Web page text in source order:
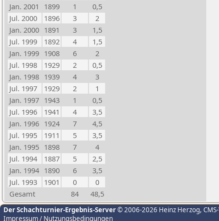
Jan. 2001
1899 1
0,5
Jul. 2000
1896 3
2
Jan. 2000 1891 3
1,5
Jul. 1999
1892 4
1,5
Jan. 1999 1908 6
2
Jul. 1998
1929 2
0,5
Jan. 1998 1939 4
3
Jul. 1997
1929 2
1
Jan. 1997 1943 1
0,5
Jul. 1996
1941 4
3,5
Jan. 1996 1924 7
4,5
Jul. 1995
1911 5
3,5
Jan. 1995 1898 7
4
Jul. 1994
1887 5
2,5
Jan. 1994 1890 6
3,5
Jul. 1993
1901 0
0
Gesamt
84 48,5
Der Schachturnier-Ergebnis-Server© 2006-2026 Heinz Herzog,
Impressum / Nutzungsbedingungen